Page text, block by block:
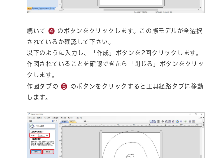
続いて ❹ のボタンをクリックします。この際モデルが全選択
されているか確認して下さい。
以下のように入力し、「作成」ボタンを2回クリックします。
作図されていることを確認できたら「閉じる」ボタンをクリッ
クします。
作図タブの❺ のボタンをクリックすると工具経路タブに移動
します。